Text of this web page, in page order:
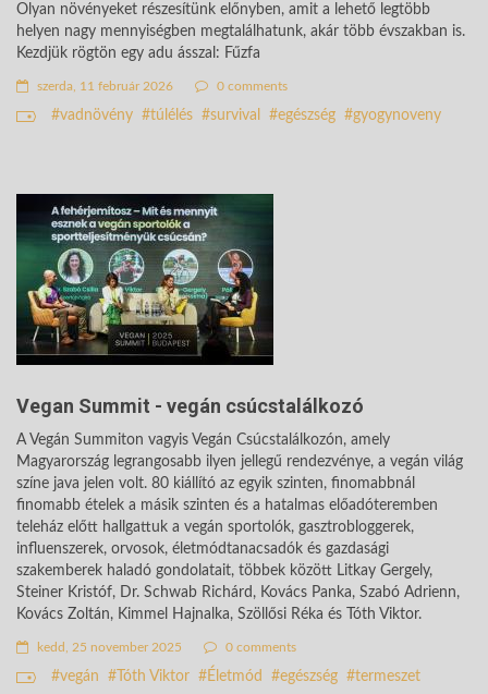
Olyan növényeket részesítünk előnyben, amit a lehető legtöbb
helyen nagy mennyiségben megtalálhatunk, akár több évszakban is.
Kezdjük rögtön egy adu ásszal: Fűzfa
szerda, 11 február 2026 0 comments
vadnövény túlélés survival egészség gyogynoveny
Vegan Summit - vegán csúcstalálkozó
A Vegán Summiton vagyis Vegán Csúcstalálkozón, amely
Magyarország legrangosabb ilyen jellegű rendezvénye, a vegán világ
színe java jelen volt. 80 kiállító az egyik szinten, finomabbnál
finomabb ételek a másik szinten és a hatalmas előadóteremben
teleház előtt hallgattuk a vegán sportolók, gasztrobloggerek,
influenszerek, orvosok, életmódtanacsadók és gazdasági
szakemberek haladó gondolatait, többek között Litkay Gergely,
Steiner Kristóf, Dr. Schwab Richárd, Kovács Panka, Szabó Adrienn,
Kovács Zoltán, Kimmel Hajnalka, Szöllősi Réka és Tóth Viktor.
kedd, 25 november 2025 0 comments
vegán Tóth Viktor Életmód egészség
termeszet